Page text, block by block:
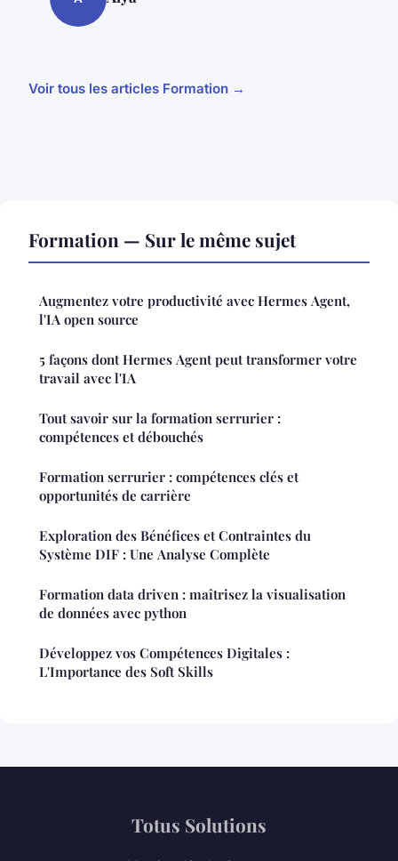
Voir tous les articles Formation →
Formation — Sur le même sujet
Augmentez votre productivité avec Hermes Agent,
l'IA open source
5 façons dont Hermes Agent peut transformer votre
travail avec l'IA
Tout savoir sur la formation serrurier :
compétences et débouchés
Formation serrurier : compétences clés et
opportunités de carrière
Exploration des Bénéfices et Contraintes du
Système DIF : Une Analyse Complète
Formation data driven : maîtrisez la visualisation
de données avec python
Développez vos Compétences Digitales :
L'Importance des Soft Skills
Totus Solutions